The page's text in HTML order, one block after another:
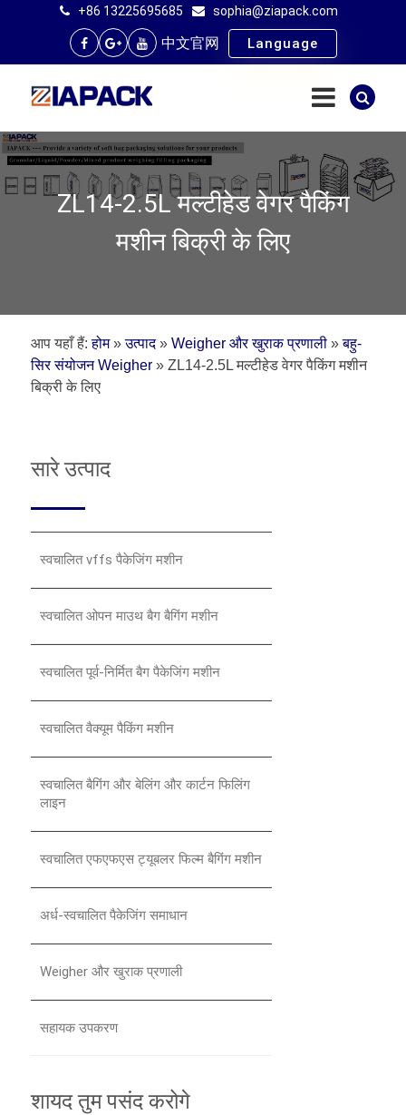
+86 13225695685 sophia@ziapack.com
中文官网 Language
ZL14-2.5L मल्टीहेड वेगर पैकिंग
मशीन बिक्री के लिए
आप यहाँ हैं: होम»उत्पाद» Weigher और खुराक प्रणाली »बहु-
सिर संयोजन Weigher » ZL14-2.5L मल्टीहेड वेगर पैकिंग मशीन
बिक्री के लिए
सारे उत्पाद
स्वचालित vffs पैकेजिंग मशीन
स्वचालित ओपन माउथ बैग बैगिंग मशीन
स्वचालित पूर्व-निर्मित बैग पैकेजिंग मशीन
स्वचालित वैक्यूम पैकिंग मशीन
स्वचालित बैगिंग और बेलिंग और कार्टन फिलिंग
लाइन
स्वचालित एफएफएस ट्यूबलर फिल्म बैगिंग मशीन
अर्ध-स्वचालित पैकेजिंग समाधान
Weigher और खुराक प्रणाली
सहायक उपकरण
शायद तुम पसंद करोगे